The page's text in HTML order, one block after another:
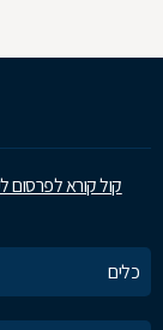
קול קורא לפרסום
כלים